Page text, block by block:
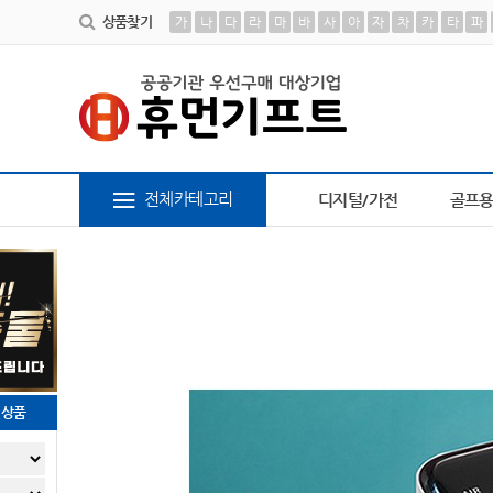
상품찾기 가 나 다 라 마 바 사 아 자 차 카 타 파
6 장바구니
전체카테고리 디지털/가전 골프
품